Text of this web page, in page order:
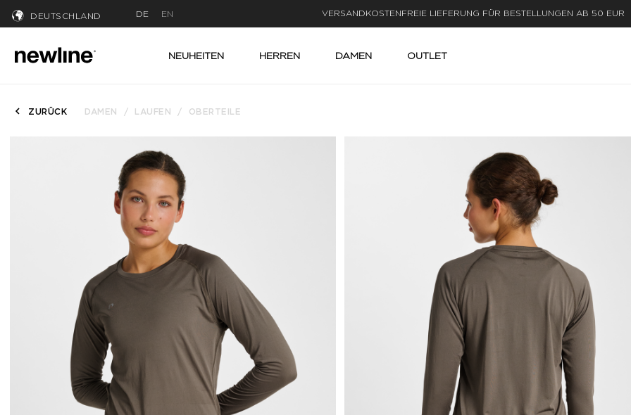
DEUTSCHLAND DE EN LIEFERUNG IN 1-3 WERKTAGEN
NEUHEITEN HERREN DAMEN OUTLET
ZURÜCK DAMEN LAUFEN OBERTEILE